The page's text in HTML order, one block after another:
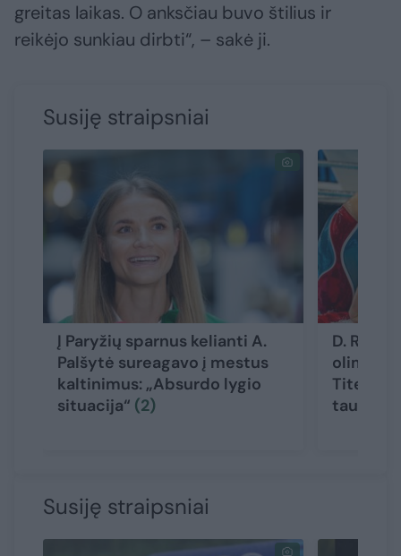
greitas laikas. O anksčiau buvo štilius ir
reikėjo sunkiau dirbti“, – sakė ji.
Susiję straipsniai
Į Paryžių sparnus kelianti A.
Palšytė sureagavo į mestus
kaltinimus: „Absurdo lygio
situacija“ (2)
D.
Titenis
Susiję straipsniai